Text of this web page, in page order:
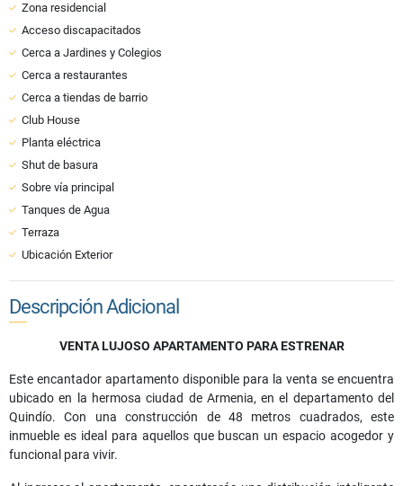
Zona residencial
Acceso discapacitados
Cerca a Jardines y Colegios
Cerca a restaurantes
Cerca a tiendas de barrio
Club House
Planta eléctrica
Shut de basura
Sobre vía principal
Tanques de Agua
Terraza
Ubicación Exterior
Descripción Adicional
VENTA LUJOSO APARTAMENTO PARA ESTRENAR
Este encantador apartamento disponible para la venta se encuentra
ubicado en la hermosa ciudad de Armenia, en el departamento del
Quindío. Con una construcción de 48 metros cuadrados, este
inmueble es ideal para aquellos que buscan un espacio acogedor y
funcional para vivir.